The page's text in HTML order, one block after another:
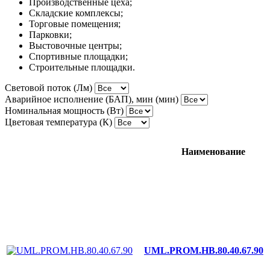
Производственные цеха;
Складские комплексы;
Торговые помещения;
Парковки;
Выстовочные центры;
Спортивные площадки;
Строительные площадки.
Световой поток (Лм)
Аварийное исполнение (БАП), мин (мин)
Номинальная мощность (Вт)
Цветовая температура (К)
Наименование
UML.PROM.HB.80.40.67.90